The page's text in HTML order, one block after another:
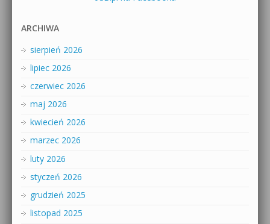
ARCHIWA
sierpień 2026
lipiec 2026
czerwiec 2026
maj 2026
kwiecień 2026
marzec 2026
luty 2026
styczeń 2026
grudzień 2025
listopad 2025